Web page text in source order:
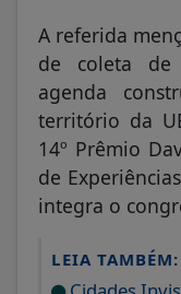
A referida
de coleta de
agenda
território da
14º Prêmio
de
integra o
LEIA TAMBÉM: